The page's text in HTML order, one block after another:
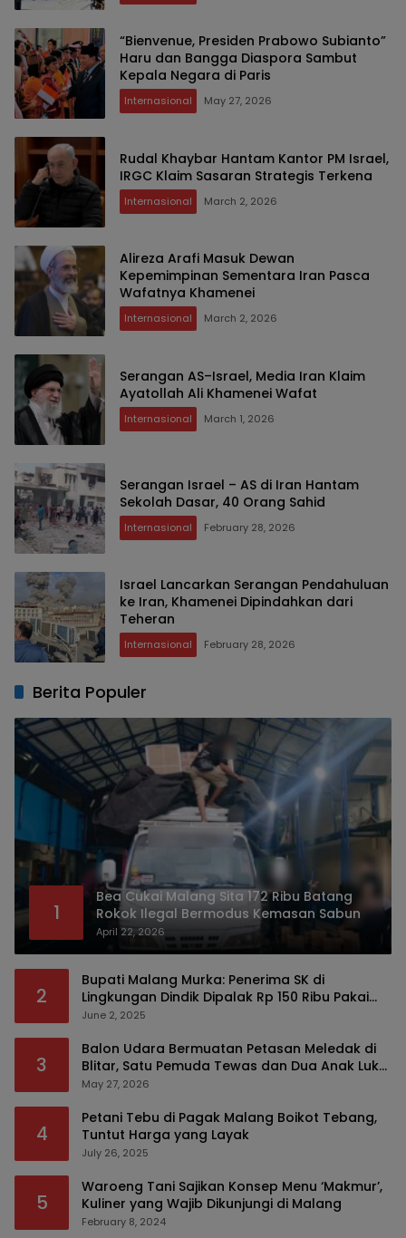
“Bienvenue, Presiden Prabowo Subianto”
Haru dan Bangga Diaspora Sambut
Kepala Negara di Paris
Internasional May 27, 2026
Rudal Khaybar Hantam Kantor PM Israel,
IRGC Klaim Sasaran Strategis Terkena
Internasional March 2, 2026
Alireza Arafi Masuk Dewan
Kepemimpinan Sementara Iran Pasca
Wafatnya Khamenei
Internasional March 2, 2026
Serangan AS–Israel, Media Iran Klaim
Ayatollah Ali Khamenei Wafat
Internasional March 1, 2026
Serangan Israel – AS di Iran Hantam
Sekolah Dasar, 40 Orang Sahid
Internasional February 28, 2026
Israel Lancarkan Serangan Pendahuluan
ke Iran, Khamenei Dipindahkan dari
Teheran
Internasional February 28, 2026
Berita Populer
1
Bea Cukai Malang Sita 172 Ribu Batang
Rokok Ilegal Bermodus Kemasan Sabun
April 22, 2026
2
Bupati Malang Murka: Penerima SK di
Lingkungan Dindik Dipalak Rp 150 Ribu Pakai
Modus Tumpengan, KPK Turut Pantau
June 2, 2025
3
Balon Udara Bermuatan Petasan Meledak di
Blitar, Satu Pemuda Tewas dan Dua Anak Luka
Serius
May 27, 2026
4
Petani Tebu di Pagak Malang Boikot Tebang,
Tuntut Harga yang Layak
July 26, 2025
5
Waroeng Tani Sajikan Konsep Menu ‘Makmur’,
Kuliner yang Wajib Dikunjungi di Malang
February 8, 2024